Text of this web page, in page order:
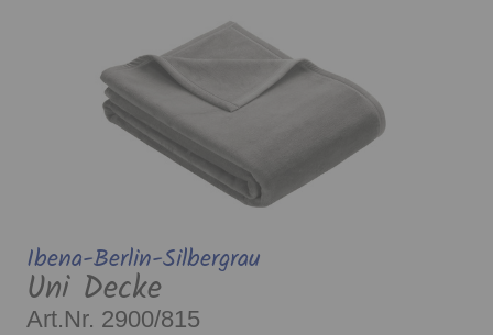
Ibena-Berlin-Silbergrau
Uni Decke
Art.Nr. 2900/815